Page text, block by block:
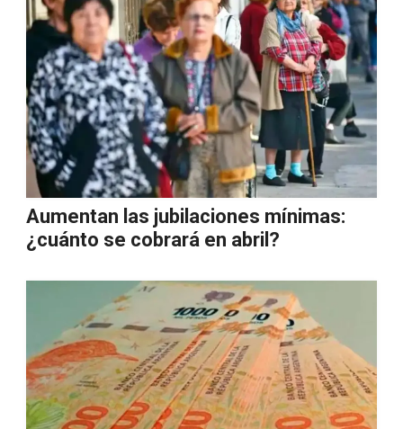
Aumentan las jubilaciones mínimas:
¿cuánto se cobrará en abril?